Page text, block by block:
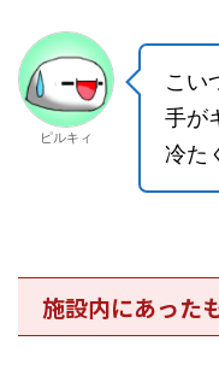
ピルキィ
こい
手が
冷た
施設内にあった